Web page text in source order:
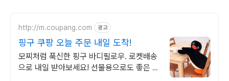
http://m.coupang.com 광고
핑구 쿠팡 오늘 주문 내일 도착!
모찌처럼 푹신한 핑구 바디필로우. 로켓배송
으로 내일 받아보세요! 선물용으로도 좋은 귀